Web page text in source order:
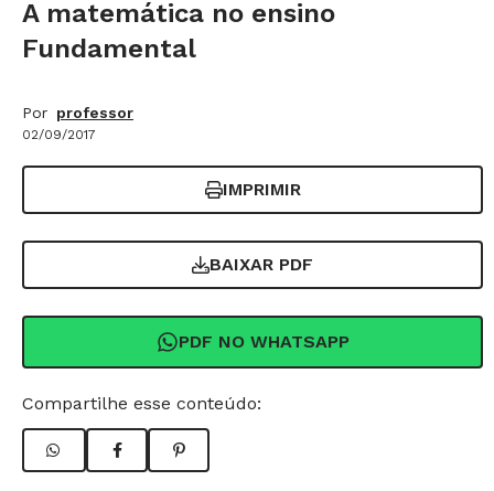
A matemática no ensino
Fundamental
Por professor
02/09/2017
IMPRIMIR
BAIXAR PDF
PDF NO WHATSAPP
Compartilhe esse conteúdo: